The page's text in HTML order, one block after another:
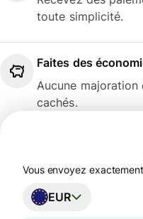
toute simplicité.
Faites des
Aucune
cachés.
Vous envoyez exactement
EUR